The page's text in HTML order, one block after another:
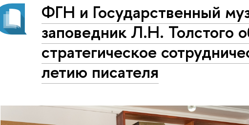
ФГН и Государственный
заповедник Л.Н. Толстого
стратегическое
летию писателя